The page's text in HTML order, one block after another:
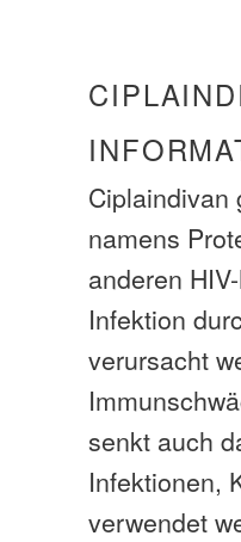
Ciplaindivan
namens
anderen
Infektion
verursacht
senkt auch
Infektionen,
verwendet